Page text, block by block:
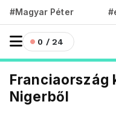
#Magyar Péter
0 / 24
Franciaország
Nigerből